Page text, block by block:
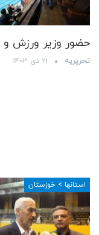
حضور وزیر ورزش و
تحریریه ۲۱ دی ۱۴۰۳
استانها > خوزستان